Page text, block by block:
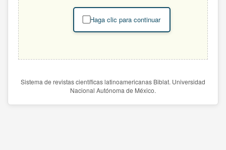
Haga clic para continuar
Sistema de revistas científicas latinoamericanas Biblat. Universidad
Nacional Autónoma de México.